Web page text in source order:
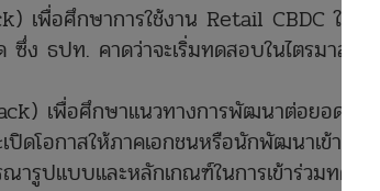
พื่อศึกษาการใช้งาน Retail CBDC ในการ
ง ธปท. คาดว่าจะเริ่มทดสอบในไตรมาส 2 ปี
เพื่อศึกษาแนวทางการพัฒนาต่อยอดการใช้
โอกาสให้ภาคเอกชนหรือนักพัฒนาเข้าร่วม
ปแบบและหลักเกณฑ์ในการเข้าร่วมทดสอบ